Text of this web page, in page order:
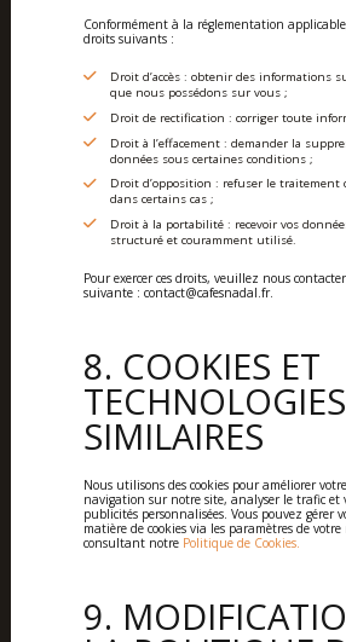
Conformément à la réglementation
droits suivants :
Droit d’accès : obtenir des informations
que nous possédons sur vous ;
Droit de rectification : corriger toute
Droit à l’effacement : demander la
données sous certaines conditions ;
Droit d’opposition : refuser le traitement
dans certains cas ;
Droit à la portabilité : recevoir vos
structuré et couramment utilisé.
Pour exercer ces droits, veuillez nous contacter
suivante : contact@cafesnadal.fr.
8. COOKIES ET
TECHNOLOGIES
SIMILAIRES
Nous utilisons des cookies pour améliorer
navigation sur notre site, analyser le trafic et
publicités personnalisées. Vous pouvez gérer
matière de cookies via les paramètres de
consultant notre Politique de Cookies.
9.